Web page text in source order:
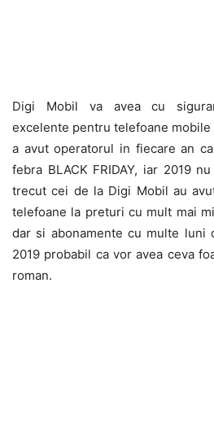
Digi Mobil va avea cu
excelente pentru telefoane mobile
a avut operatorul in fiecare an
febra BLACK FRIDAY, iar 2019
trecut cei de la Digi Mobil au
telefoane la preturi cu mult mai
dar si abonamente cu multe luni
2019 probabil ca vor avea ceva
roman.